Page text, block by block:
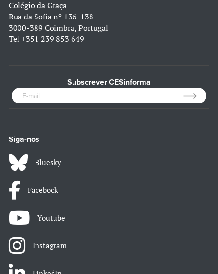
Colégio da Graça
Rua da Sofia nº 136-138
3000-389 Coimbra, Portugal
Tel +351 239 853 649
Subscrever CESinforma
Siga-nos
Bluesky
Facebook
Youtube
Instagram